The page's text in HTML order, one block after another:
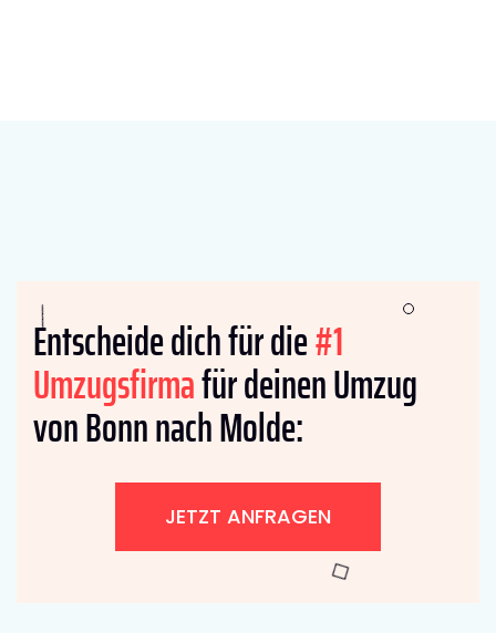
Entscheide dich für die#1
Umzugsfirmafür deinen Umzug
von Bonn nach Molde:
JETZT ANFRAGEN